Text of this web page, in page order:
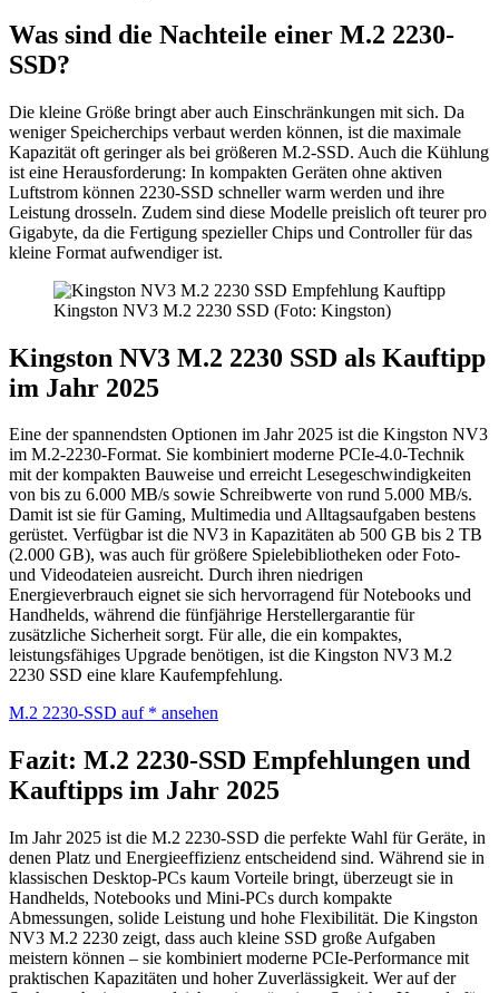
Was sind die Nachteile einer M.2 2230-
SSD?
Die kleine Größe bringt aber auch Einschränkungen mit sich. Da
weniger Speicherchips verbaut werden können, ist die maximale
Kapazität oft geringer als bei größeren M.2-SSD. Auch die Kühlung
ist eine Herausforderung: In kompakten Geräten ohne aktiven
Luftstrom können 2230-SSD schneller warm werden und ihre
Leistung drosseln. Zudem sind diese Modelle preislich oft teurer pro
Gigabyte, da die Fertigung spezieller Chips und Controller für das
kleine Format aufwendiger ist.
Kingston NV3 M.2 2230 SSD (Foto: Kingston)
Kingston NV3 M.2 2230 SSD als Kauftipp
im Jahr 2025
Eine der spannendsten Optionen im Jahr 2025 ist die Kingston NV3
im M.2-2230-Format. Sie kombiniert moderne PCIe-4.0-Technik
mit der kompakten Bauweise und erreicht Lesegeschwindigkeiten
von bis zu 6.000 MB/s sowie Schreibwerte von rund 5.000 MB/s.
Damit ist sie für Gaming, Multimedia und Alltagsaufgaben bestens
gerüstet. Verfügbar ist die NV3 in Kapazitäten ab 500 GB bis 2 TB
(2.000 GB), was auch für größere Spielebibliotheken oder Foto-
und Videodateien ausreicht. Durch ihren niedrigen
Energieverbrauch eignet sie sich hervorragend für Notebooks und
Handhelds, während die fünfjährige Herstellergarantie für
zusätzliche Sicherheit sorgt. Für alle, die ein kompaktes,
leistungsfähiges Upgrade benötigen, ist die Kingston NV3 M.2
2230 SSD eine klare Kaufempfehlung.
M.2 2230-SSD auf * ansehen
Fazit: M.2 2230-SSD Empfehlungen und
Kauftipps im Jahr 2025
Im Jahr 2025 ist die M.2 2230-SSD die perfekte Wahl für Geräte, in
denen Platz und Energieeffizienz entscheidend sind. Während sie in
klassischen Desktop-PCs kaum Vorteile bringt, überzeugt sie in
Handhelds, Notebooks und Mini-PCs durch kompakte
Abmessungen, solide Leistung und hohe Flexibilität. Die Kingston
NV3 M.2 2230 zeigt, dass auch kleine SSD große Aufgaben
meistern können – sie kombiniert moderne PCIe-Performance mit
praktischen Kapazitäten und hoher Zuverlässigkeit. Wer auf der